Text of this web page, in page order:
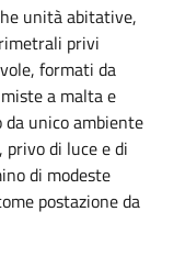
unità abitative,
privi
formati da
a malta e
unico ambiente
di luce e di
di modeste
postazione da